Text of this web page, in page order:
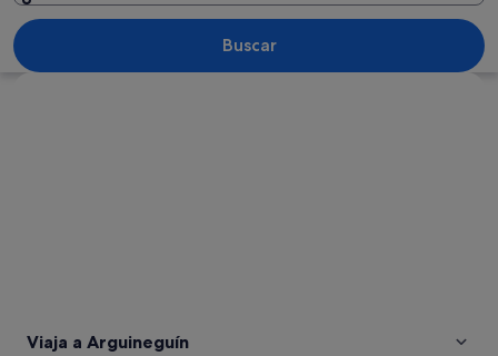
Un complejo turístico frente al mar,
Buscar
Viaja a Arguineguín